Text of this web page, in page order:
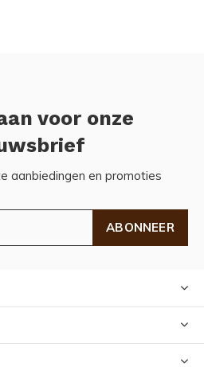
voor onze
aanbiedingen en promoties
ABONNEER